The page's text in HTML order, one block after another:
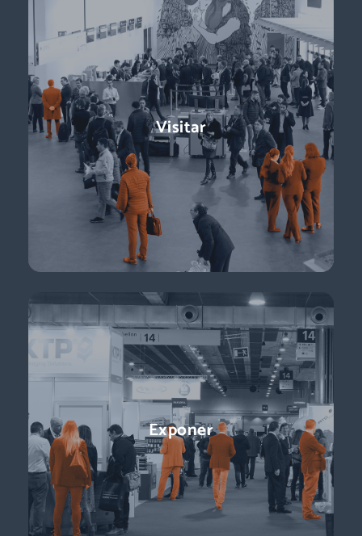
Visitar
Exponer
Exponer
Logistics & Automation es la feria líder en España, el evento
referente para conocer a los decisores de compras:
directores de logística, directores de compras, responsables
de e-commerce … + de 11.000 profesionales para impulsar tu
Descubre más
Conferencias
¡Ponentes líderes, presentaciones centradas en temas de
actualidad y perspectivas sobre el futuro del sector que
están a la vuelta de la esquina!
Descubre más